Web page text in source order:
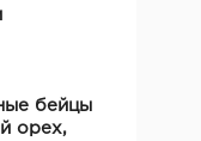
бейцы
орех,